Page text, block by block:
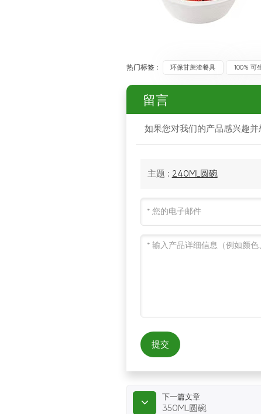
热门标签 : 环保甘蔗渣餐具 100% 可
留言
如果您对我们的产品感兴趣
主题 : 240ML圆碗
提交
下一篇文章
350ML圆碗